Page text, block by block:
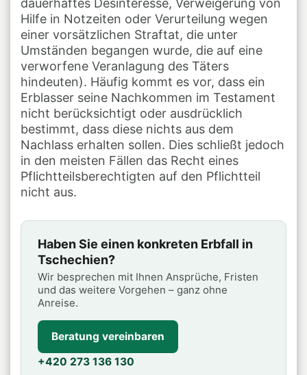
Hilfe in Notzeiten oder Verurteilung wegen
einer vorsätzlichen Straftat, die unter
Umständen begangen wurde, die auf eine
verworfene Veranlagung des Täters
hindeuten). Häufig kommt es vor, dass ein
Erblasser seine Nachkommen im Testament
nicht berücksichtigt oder ausdrücklich
bestimmt, dass diese nichts aus dem
Nachlass erhalten sollen. Dies schließt jedoch
in den meisten Fällen das Recht eines
Pflichtteilsberechtigten auf den Pflichtteil
nicht aus.
Haben Sie einen konkreten Erbfall in
Tschechien?
Wir besprechen mit Ihnen Ansprüche, Fristen
und das weitere Vorgehen – ganz ohne
Anreise.
Beratung vereinbaren
+420 273 136 130